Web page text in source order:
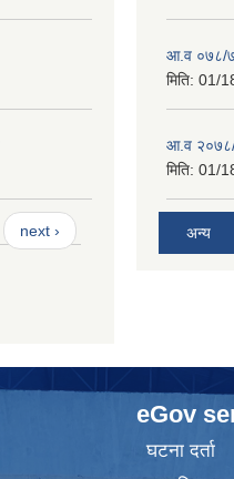
next ›
आ.व ०७८/
मिति: 01/
आ.व २०७८/
मिति: 01/
अन्य
eGov
घटना दर्ता